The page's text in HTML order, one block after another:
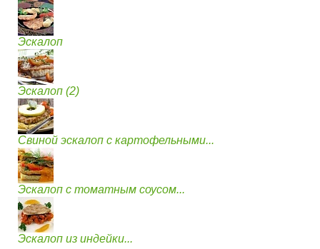
Эскалоп
Эскалоп (2)
Свиной эскалоп с картофельными...
Эскалоп с томатным соусом...
Эскалоп из индейки...